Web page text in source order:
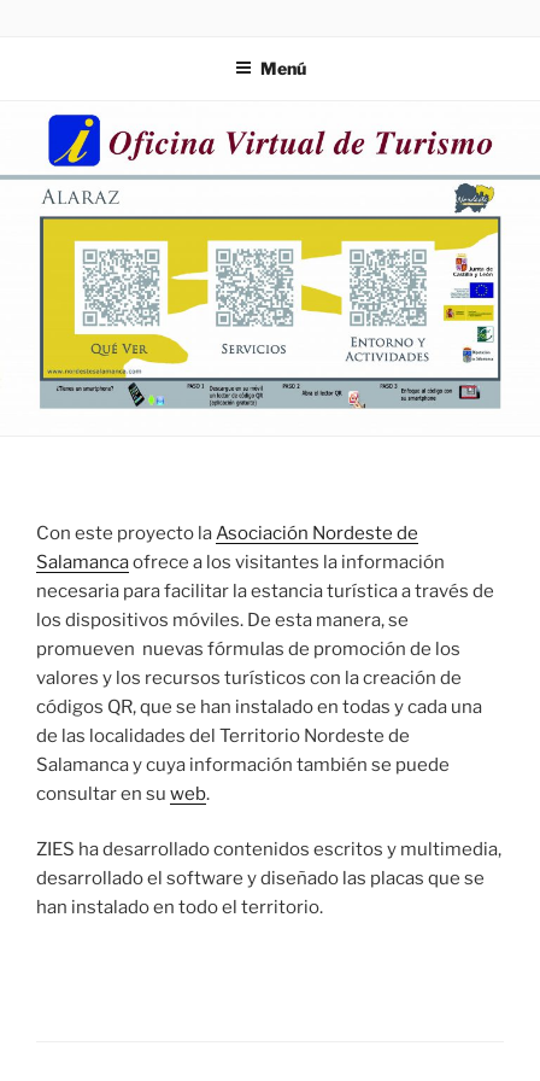
Menú
Con este proyecto la Asociación Nordeste de
Salamancaofrece a los visitantes la información
necesaria para facilitar la estancia turística a través de
los dispositivos móviles. De esta manera, se
promueven nuevas fórmulas de promoción de los
valores y los recursos turísticos con la creación de
códigos QR, que se han instalado en todas y cada una
de las localidades del Territorio Nordeste de
Salamanca y cuya información también se puede
consultar en su web.
ZIES ha desarrollado contenidos escritos y multimedia,
desarrollado el software y diseñado las placas que se
han instalado en todo el territorio.